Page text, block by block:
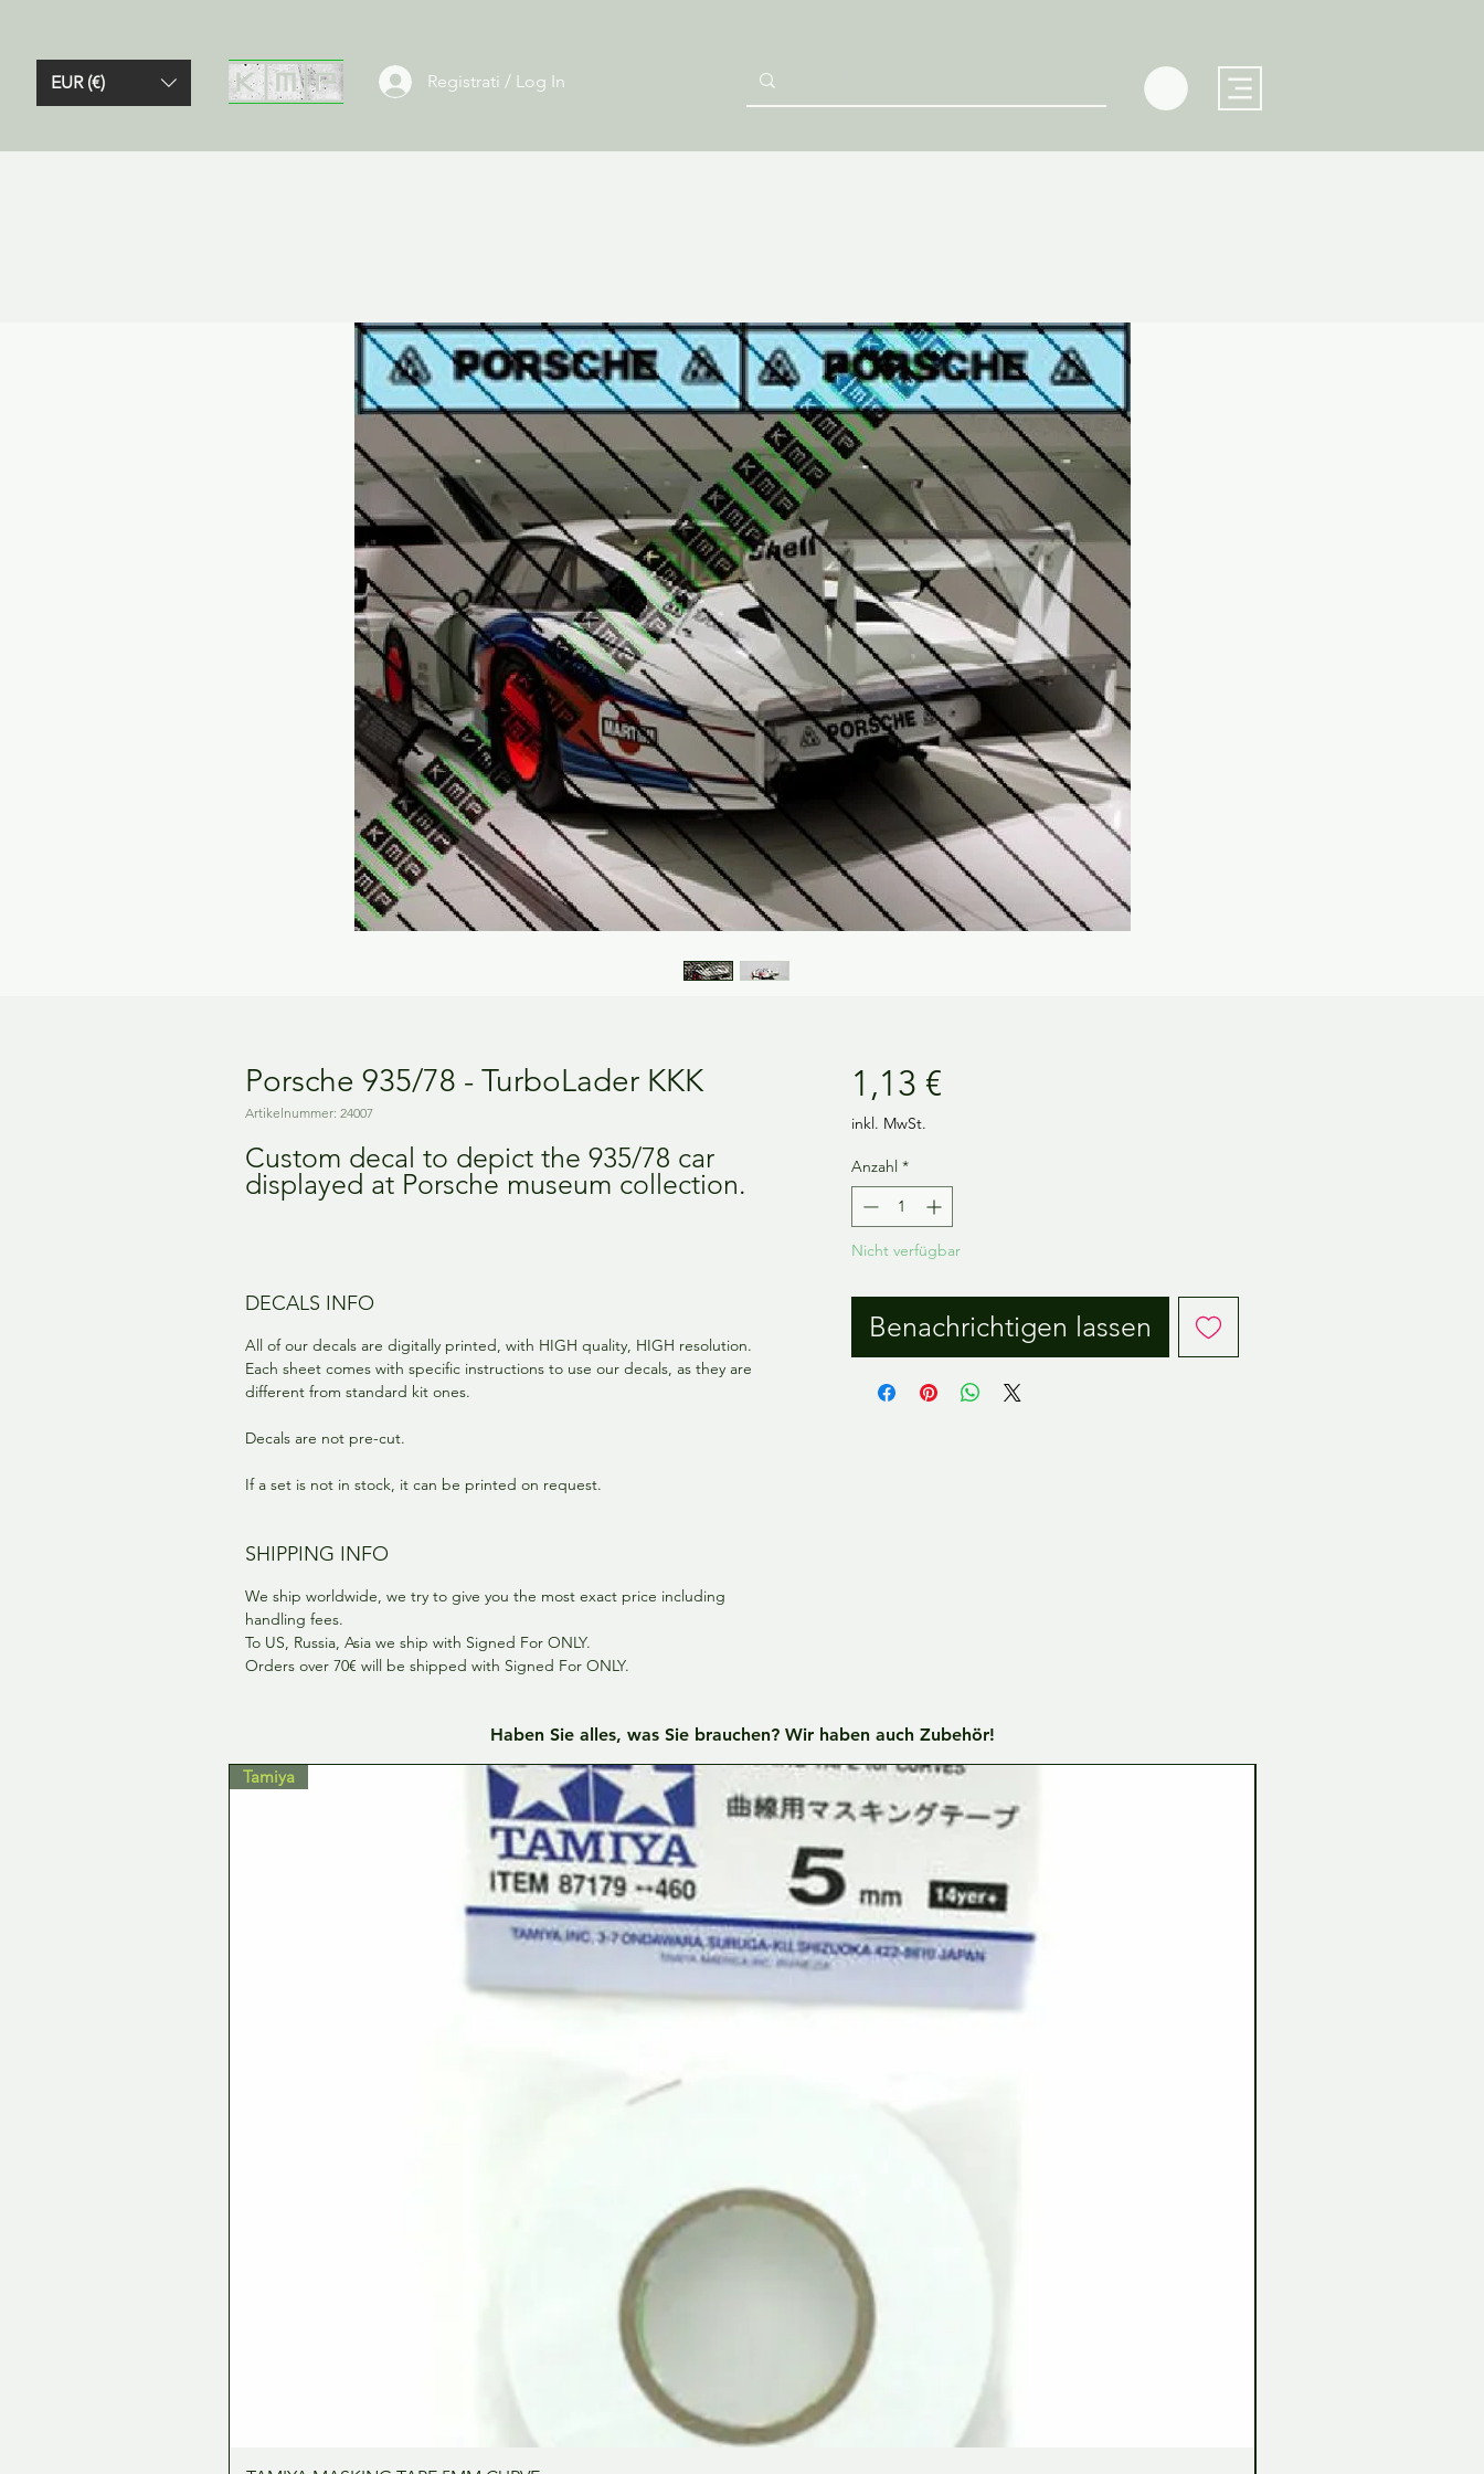
EUR (€) Registrati / Log In
Porsche 935/78 - TurboLader KKK
Artikelnummer: 24007
Custom decal to depict the 935/78 car
displayed at Porsche museum collection.
DECALS INFO
All of our decals are digitally printed, with HIGH quality, HIGH resolution.
Each sheet comes with specific instructions to use our decals, as they are
different from standard kit ones.
Decals are not pre-cut.
If a set is not in stock, it can be printed on request.
SHIPPING INFO
We ship worldwide, we try to give you the most exact price including
handling fees.
To US, Russia, Asia we ship with Signed For ONLY.
Orders over 70€ will be shipped with Signed For ONLY.
1,13 €Preis
inkl. MwSt.
Anzahl *
Nicht verfügbar
Benachrichtigen lassen
Haben Sie alles, was Sie brauchen? Wir haben auch Zubehör!
Tamiya